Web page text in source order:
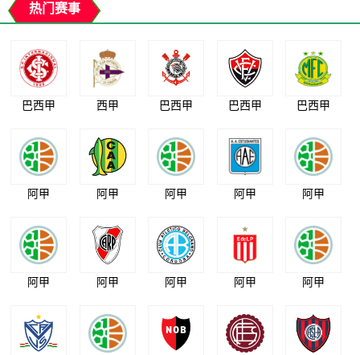
热门赛事
巴西甲 西甲 巴西甲 巴西甲 巴西甲
阿甲 阿甲 阿甲 阿甲 阿甲
阿甲 阿甲 阿甲 阿甲 阿甲